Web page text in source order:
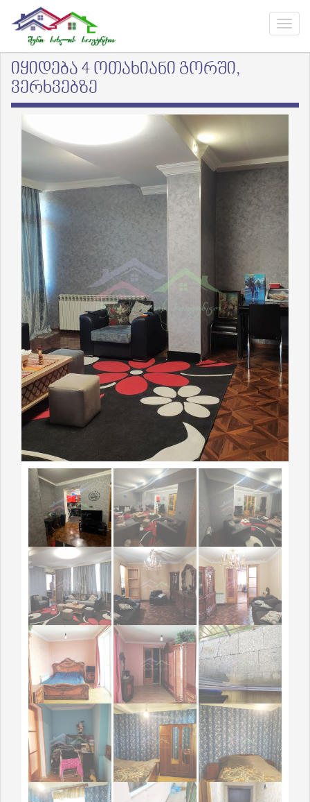
იყიდება 4 ოთახიანი გორში,
ვერხვებზე